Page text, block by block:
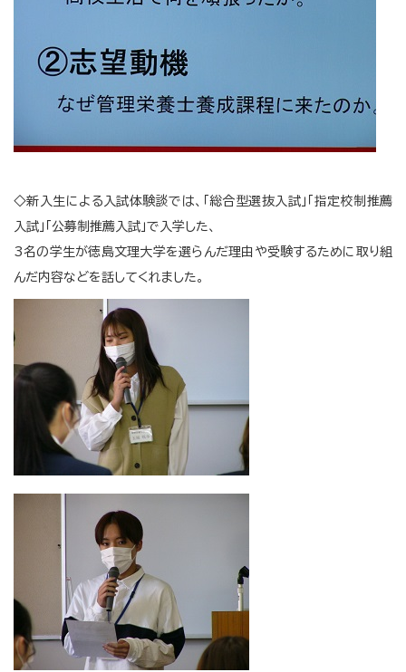
◇新入生による入試体験談では、「総合型選抜入試」「指定校制推薦
入試」「公募制推薦入試」で入学した、
3名の学生が徳島文理大学を選らんだ理由や受験するために取り組
んだ内容などを話してくれました。